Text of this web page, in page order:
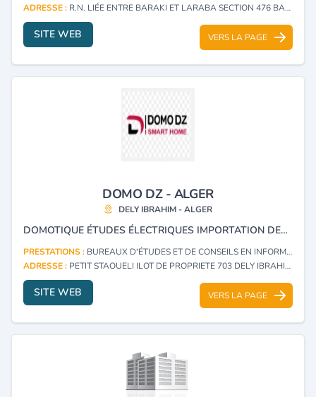
ADRESSE : R.N. LIÉE ENTRE BARAKI ET LARABA SECTION 476 BARAKI - ALGER
SITE WEB VERS LA PAGE
DOMO DZ - ALGER
DELY IBRAHIM - ALGER
DOMOTIQUE ÉTUDES ÉLECTRIQUES IMPORTATION DES ÉQUIPEMENTS, RÉALISATION DES TABLEAUX ÉLECTRIQUES.
PRESTATIONS : BUREAUX D'ÉTUDES ET DE CONSEILS EN INFORMATIQUE (CONSULTING)
ADRESSE : PETIT STAOUELI ILOT DE PROPRIETE 703 DELY IBRAHIM - ALGER
SITE WEB VERS LA PAGE